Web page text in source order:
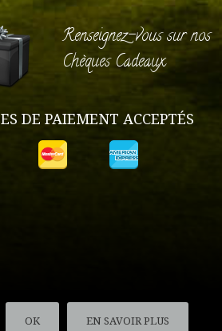
Renseignez-vous sur nos
Chèques Cadeaux
DE PAIEMENT ACCEPTÉS
OK EN SAVOIR PLUS